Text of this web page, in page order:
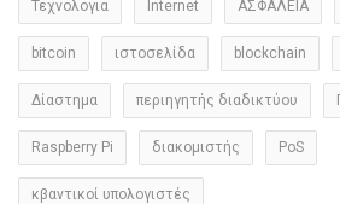
Τεχνολογια Internet ΑΣΦΑΛΕΙΑ
bitcoin ιστοσελίδα blockchain
Δίαστημα περιηγητής διαδικτύου
Raspberry Pi διακομιστής PoS
κβαντικοί υπολογιστές